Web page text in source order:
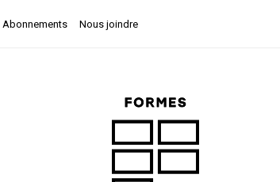
Abonnements Nous joindre